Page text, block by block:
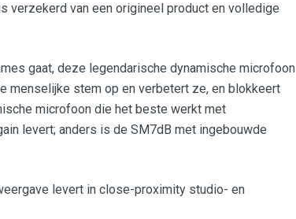
verzekerd van een origineel product en volledige
gaat, deze legendarische dynamische microfoon
menselijke stem op en verbetert ze, en blokkeert
microfoon die het beste werkt met
levert; anders is de SM7dB met ingebouwde
levert in close-proximity studio- en